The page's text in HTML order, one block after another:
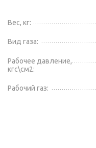
Вес, кг:
Вид газа:
Рабочее давление,
кгс\см2:
Рабочий газ: